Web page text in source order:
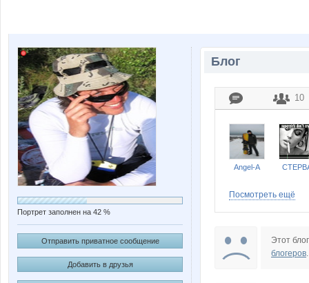
Портрет заполнен на 42 %
Отправить приватное сообщение
Добавить в друзья
Блог
10
Angel-A
Посмотреть ещё
Этот
блогеров.